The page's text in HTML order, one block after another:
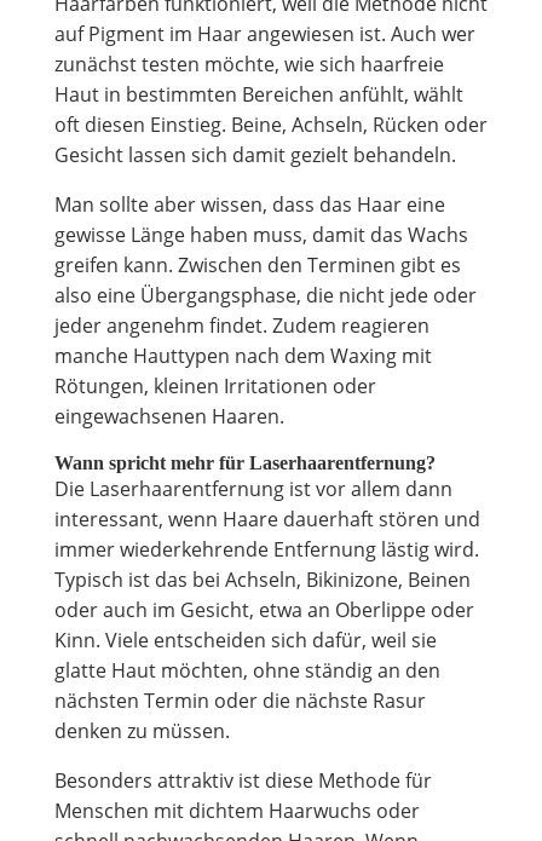
auf Pigment im Haar angewiesen ist. Auch wer
zunächst testen möchte, wie sich haarfreie
Haut in bestimmten Bereichen anfühlt, wählt
oft diesen Einstieg. Beine, Achseln, Rücken oder
Gesicht lassen sich damit gezielt behandeln.
Man sollte aber wissen, dass das Haar eine
gewisse Länge haben muss, damit das Wachs
greifen kann. Zwischen den Terminen gibt es
also eine Übergangsphase, die nicht jede oder
jeder angenehm findet. Zudem reagieren
manche Hauttypen nach dem Waxing mit
Rötungen, kleinen Irritationen oder
eingewachsenen Haaren.
Wann spricht mehr für Laserhaarentfernung?
Die Laserhaarentfernung ist vor allem dann
interessant, wenn Haare dauerhaft stören und
immer wiederkehrende Entfernung lästig wird.
Typisch ist das bei Achseln, Bikinizone, Beinen
oder auch im Gesicht, etwa an Oberlippe oder
Kinn. Viele entscheiden sich dafür, weil sie
glatte Haut möchten, ohne ständig an den
nächsten Termin oder die nächste Rasur
denken zu müssen.
Besonders attraktiv ist diese Methode für
Menschen mit dichtem Haarwuchs oder